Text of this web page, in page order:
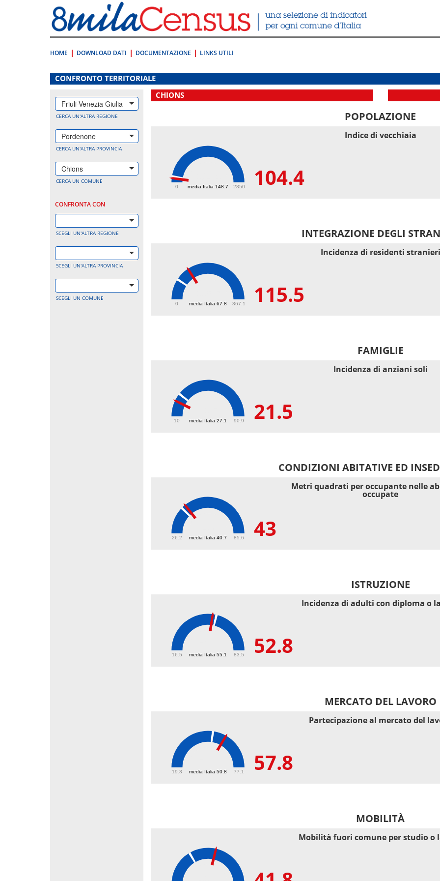
direttamente
a:
Contenuto
HOME DOWNLOAD DATI DOCUMENTAZIONE LINKS UTILI
.
CONFRONTO TERRITORIALE
Friuli-Venezia Giulia
CERCA UN'ALTRA REGIONE
Pordenone
CERCA UN'ALTRA PROVINCIA
Chions
CERCA UN COMUNE
CONFRONTA CON
SCEGLI UN'ALTRA REGIONE
SCEGLI UN'ALTRA PROVINCIA
SCEGLI UN COMUNE
CHIONS
POPOLAZIONE
media Italia 148.7
0 2850 104.4
Indice di vecchiaia
INTEGRAZIONE DEGLI
media Italia 67.8
0 367.1 115.5
Incidenza di residenti stranieri
FAMIGLIE
media Italia 27.1
10 90.9 21.5
Incidenza di anziani soli
CONDIZIONI ABITATIVE ED
media Italia 40.7
26.2 85.6 43
Metri quadrati per occupante nelle
occupate
ISTRUZIONE
media Italia 55.1
16.5 83.5 52.8
Incidenza di adulti con diploma o
MERCATO DEL LAVORO
media Italia 50.8
19.3 77.1 57.8
Partecipazione al mercato del
MOBILITÀ
Mobilità fuori comune per studio o